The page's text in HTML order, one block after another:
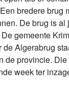
bredere brug
De brug is al
gemeente
de Algerabrug
de provincie.
week ter